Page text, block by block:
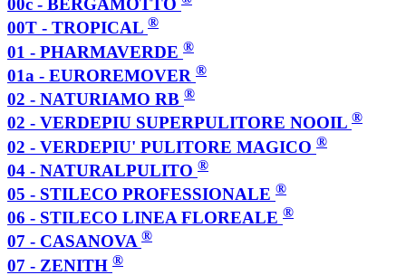
00c - BERGAMOTTO
00T - TROPICAL ®
01 - PHARMAVERDE ®
01a - EUROREMOVER ®
02 - NATURIAMO RB ®
02 - VERDEPIU SUPERPULITORE NOOIL ®
02 - VERDEPIU' PULITORE MAGICO ®
04 - NATURALPULITO ®
05 - STILECO PROFESSIONALE ®
06 - STILECO LINEA FLOREALE ®
07 - CASANOVA ®
07 - ZENITH ®